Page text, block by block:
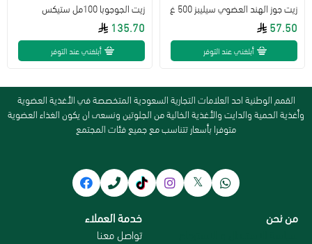
زيت جوز الهند العضوي سيليبز 500 غ
57.50
أبلغني عند التوفر
زيت الجوجوبا 100مل ستيكس
135.70
أبلغني عند التوفر
القمم الوطنية احد العلامات التجارية السعودية المتخصصة في الأغذية العضوية
وأغذية الحمية والدايت والأغذية الخالية من الجلوتين ونسعى ان يكون الغذاء العضوية
متوفرا بأسعار تتناسب مع جميع فئات المجتمع
من نحن خدمة العملاء
تواصل معنا